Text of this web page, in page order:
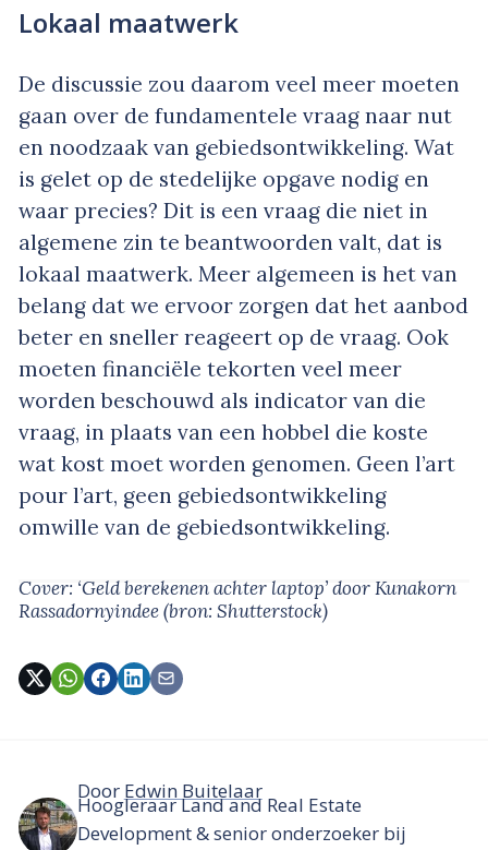
Lokaal maatwerk
De discussie zou daarom veel meer moeten
gaan over de fundamentele vraag naar nut
en noodzaak van gebiedsontwikkeling. Wat
is gelet op de stedelijke opgave nodig en
waar precies? Dit is een vraag die niet in
algemene zin te beantwoorden valt, dat is
lokaal maatwerk. Meer algemeen is het van
belang dat we ervoor zorgen dat het aanbod
beter en sneller reageert op de vraag. Ook
moeten financiële tekorten veel meer
worden beschouwd als indicator van die
vraag, in plaats van een hobbel die koste
wat kost moet worden genomen. Geen l’art
pour l’art, geen gebiedsontwikkeling
omwille van de gebiedsontwikkeling.
Cover: ‘Geld berekenen achter laptop’door Kunakorn
Rassadornyindee(bron: Shutterstock)
Door Edwin Buitelaar
Hoogleraar Land and Real Estate
Development & senior onderzoeker bij